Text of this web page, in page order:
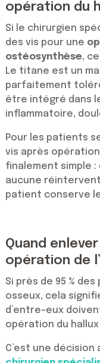
opération du
Si le chirurgien
des vis pour une
ostéosynthèse,
Le titane est un
parfaitement
être intégré dans
inflammatoire,
Pour les patients
vis après
finalement simple :
aucune
patient conserve
Quand
opération de
Si près de 95 %
osseux, cela
d’entre-eux
opération du hallux
C’est une décision